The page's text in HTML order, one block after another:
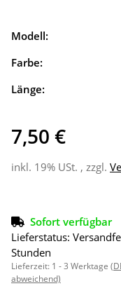
Modell:
Farbe:
Länge:
7,50 €
inkl. 19% USt. , zzgl.
Sofort verfügbar
Lieferstatus:
Stunden
Lieferzeit: 1 - 3 Werktage
abweichend)